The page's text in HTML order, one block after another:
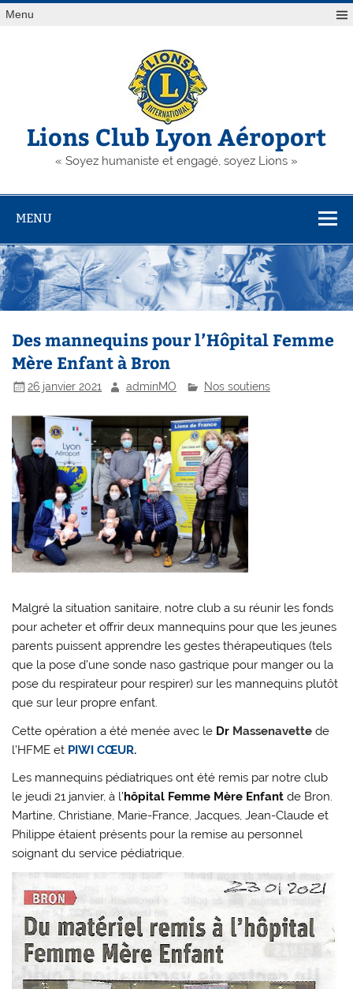
Skip
toMenu
Lions Club Lyon Aéroport
« Soyez humaniste et engagé, soyez Lions »
MENU
Des mannequins pour l’Hôpital Femme
Mère Enfant à Bron
26 janvier 2021 adminMO Nos soutiens
Malgré la situation sanitaire, notre club a su réunir les fonds
pour acheter et offrir deux mannequins pour que les jeunes
parents puissent apprendre les gestes thérapeutiques (tels
que la pose d’une sonde naso gastrique pour manger ou la
pose du respirateur pour respirer) sur les mannequins plutôt
que sur leur propre enfant.
Cette opération a été menée avec le Dr Massenavette de
l’HFME et PIWI CŒUR.
Les mannequins pédiatriques ont été remis par notre club
le jeudi 21 janvier, à l’hôpital Femme Mère Enfant de Bron.
Martine, Christiane, Marie-France, Jacques, Jean-Claude et
Philippe étaient présents pour la remise au personnel
soignant du service pédiatrique.